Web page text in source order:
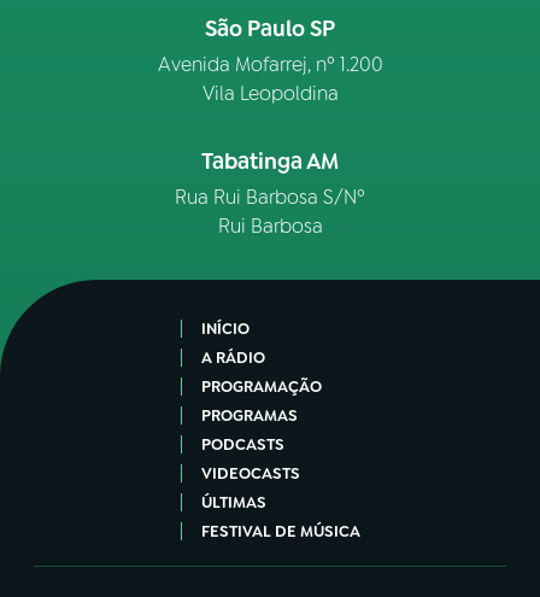
São Paulo SP
Avenida Mofarrej, nº 1.200
Vila Leopoldina
Tabatinga AM
Rua Rui Barbosa S/Nº
Rui Barbosa
INÍCIO
A RÁDIO
PROGRAMAÇÃO
PROGRAMAS
PODCASTS
VIDEOCASTS
ÚLTIMAS
FESTIVAL DE MÚSICA